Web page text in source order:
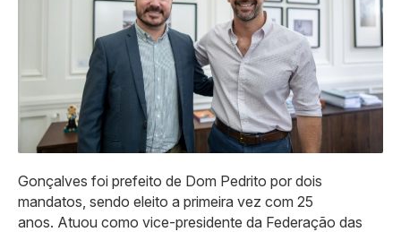
Gonçalves foi prefeito de Dom Pedrito por dois
mandatos, sendo eleito a primeira vez com 25
anos. Atuou como vice-presidente da Federação das